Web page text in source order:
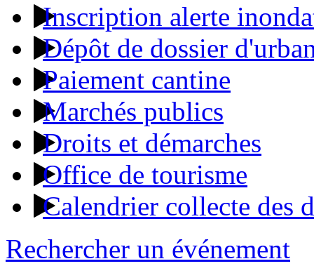
Inscription alerte
Dépôt de dossier
Paiement cantine
Marchés publics
Droits et démarches
Office de tourisme
Calendrier collecte des
Rechercher un événement